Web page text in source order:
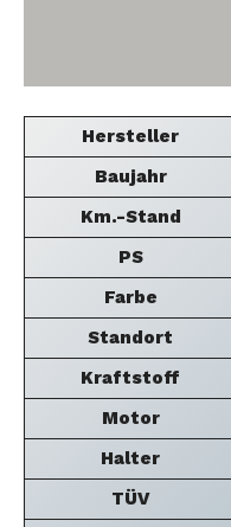
Hersteller
Baujahr
Km.-Stand
PS
Farbe
Standort
Kraftstoff
Motor
Halter
TÜV